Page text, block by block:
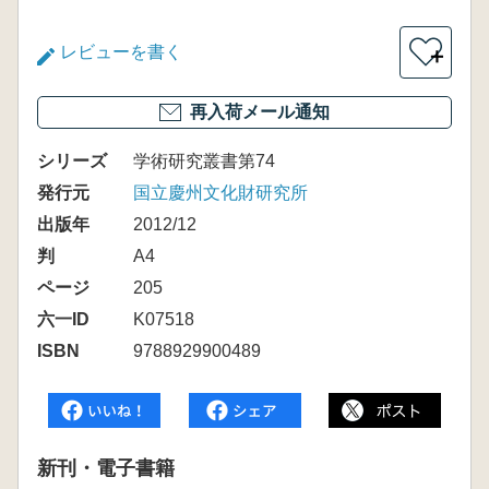
レビューを書く ＋
再入荷メール通知
シリーズ
学術研究叢書第74
発行元
国立慶州文化財研究所
出版年
2012/12
判
A4
ページ
205
六一ID
K07518
ISBN
9788929900489
新刊・電子書籍